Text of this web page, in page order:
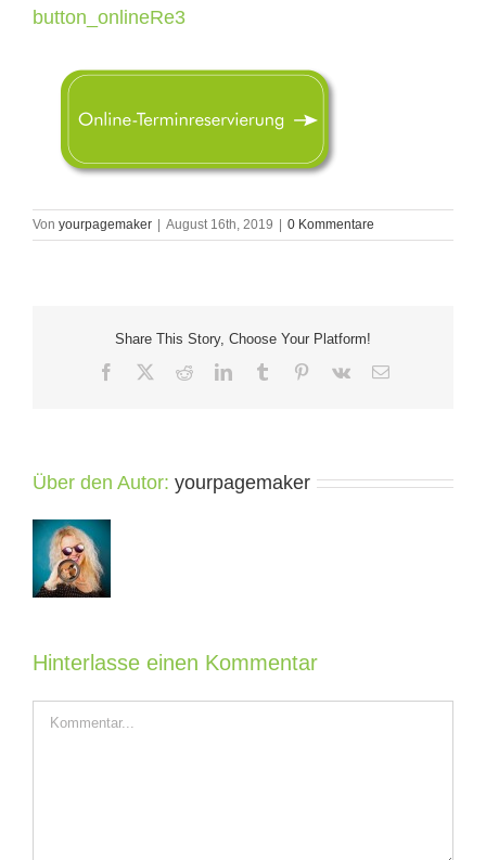
button_onlineRe3
Von yourpagemaker | August 16th, 2019 | 0 Kommentare
Share This Story, Choose Your Platform!
Facebook RedditLinkedInTumblr Pinterest
Vk
E-
Über den Autor: yourpagemaker
Hinterlasse einen Kommentar